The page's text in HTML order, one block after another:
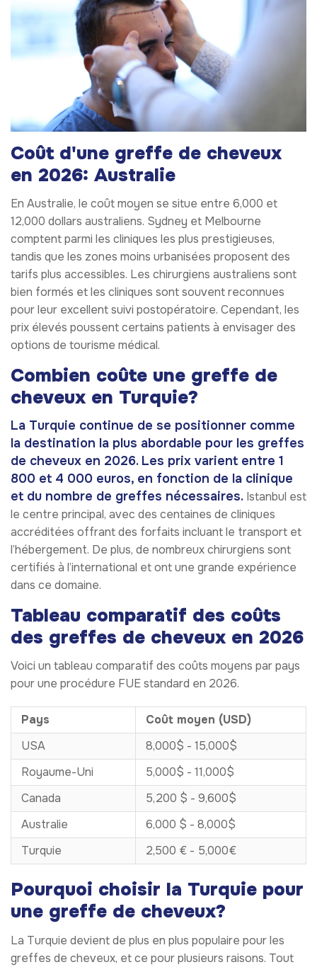
Coût d'une greffe de cheveux
en 2026: Australie
En Australie, le coût moyen se situe entre 6,000 et
12,000 dollars australiens. Sydney et Melbourne
comptent parmi les cliniques les plus prestigieuses,
tandis que les zones moins urbanisées proposent des
tarifs plus accessibles. Les chirurgiens australiens sont
bien formés et les cliniques sont souvent reconnues
pour leur excellent suivi postopératoire. Cependant, les
prix élevés poussent certains patients à envisager des
options de tourisme médical.
Combien coûte une greffe de
cheveux en Turquie?
La Turquie continue de se positionner comme
la destination la plus abordable pour les greffes
de cheveux en 2026. Les prix varient entre 1
800 et 4 000 euros, en fonction de la clinique
et du nombre de greffes nécessaires. Istanbul est
le centre principal, avec des centaines de cliniques
accréditées offrant des forfaits incluant le transport et
l’hébergement. De plus, de nombreux chirurgiens sont
certifiés à l’international et ont une grande expérience
dans ce domaine.
Tableau comparatif des coûts
des greffes de cheveux en 2026
Voici un tableau comparatif des coûts moyens par pays
pour une procédure FUE standard en 2026.
Pays
Coût moyen (USD)
USA
8,000$ - 15,000$
Royaume-Uni
5,000$ - 11,000$
Canada
5,200 $ - 9,600$
Australie
6,000 $ - 8,000$
Turquie
2,500 € - 5,000€
Pourquoi choisir la Turquie pour
une greffe de cheveux?
La Turquie devient de plus en plus populaire pour les
greffes de cheveux, et ce pour plusieurs raisons. Tout